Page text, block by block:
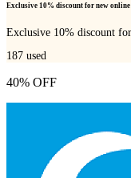
Exclusive 10% discount for new online
Exclusive 10% discount
187 used
40% OFF